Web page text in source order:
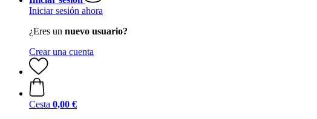
Iniciar sesión ahora
¿Eres un nuevo usuario?
Crear una cuenta
Cesta 0,00 €